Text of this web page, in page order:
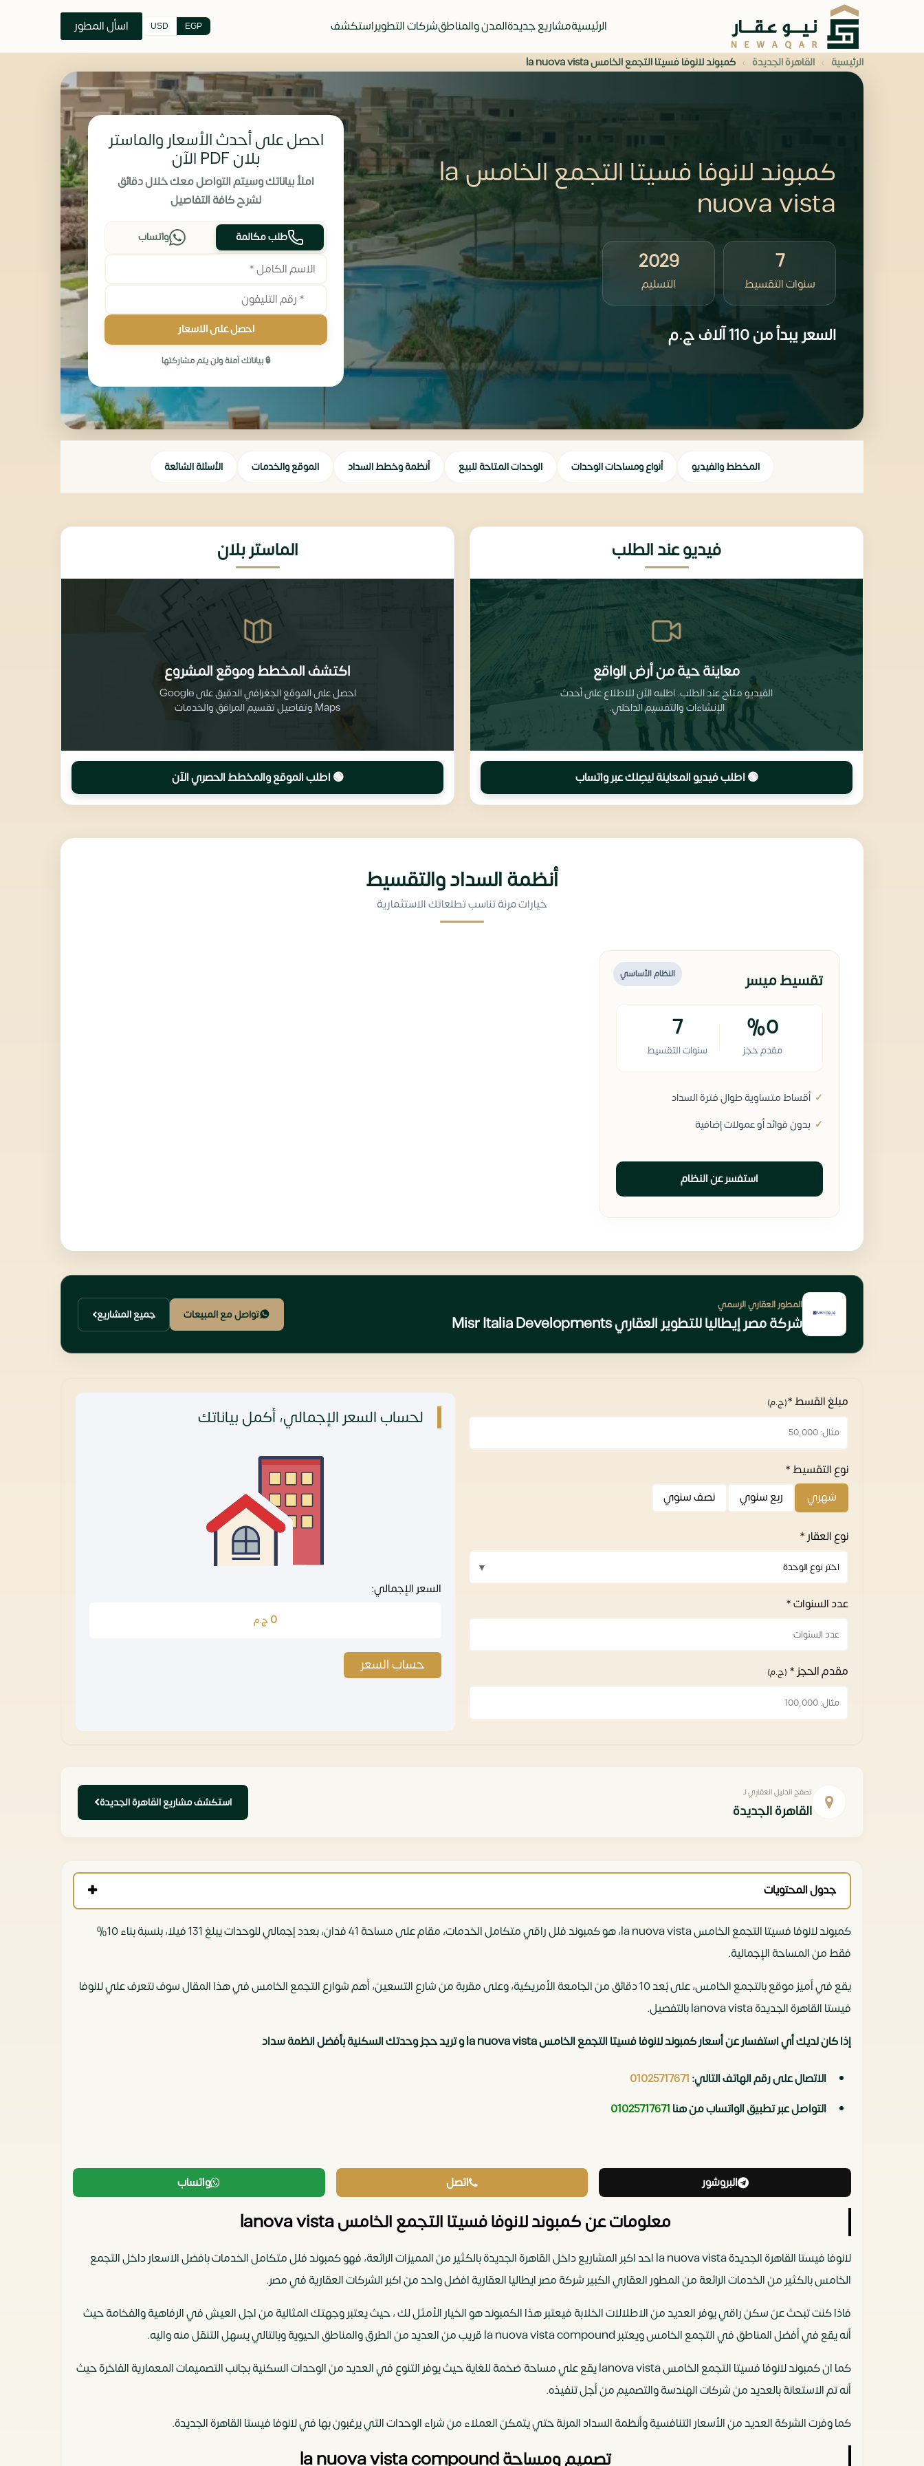
الرئيسيةمشاريع جديدةالمدن والمناطقشركات التطويراستكشف EGP
USD اسأل المطور
الرئيسية › القاهرة الجديدة › كمبوند لانوفا فسيتا التجمع الخامس la nuova vista
كمبوند لانوفا فسيتا التجمع الخامس la
nuova vista
7
سنوات التقسيط
2029
التسليم
السعر يبدأ من110 آلاف ج.م
احصل على أحدث الأسعار والماستر
بلان PDF الآن
املأ بياناتك وسيتم التواصل معك خلال دقائق
لشرح كافة التفاصيل
طلب مكالمة واتساب
احصل على الاسعار
🔒 بياناتك آمنة ولن يتم مشاركتها
المخطط والفيديو أنواع ومساحات الوحدات الوحدات المتاحة للبيع أنظمة وخطط السداد الموقع والخدمات الأسئلة الشائعة
فيديو عند الطلب
معاينة حية من أرض الواقع
الفيديو متاح عند الطلب. اطلبه الآن للاطلاع على أحدث
الإنشاءات والتقسيم الداخلي.
🟢 اطلب فيديو المعاينة ليصِلك عبر واتساب
الماستر بلان
اكتشف المخطط وموقع المشروع
احصل على الموقع الجغرافي الدقيق على Google
Maps وتفاصيل تقسيم المرافق والخدمات
🟢 اطلب الموقع والمخطط الحصري الآن
أنظمة السداد والتقسيط
خيارات مرنة تناسب تطلعاتك الاستثمارية
النظام الأساسي تقسيط ميسر
%0
مقدم حجز
7
سنوات التقسيط
أقساط متساوية طوال فترة السداد
بدون فوائد أو عمولات إضافية
استفسر عن النظام
المطور العقاري الرسمي
شركة مصر إيطاليا للتطوير العقاري Misr Italia Developments تواصل مع المبيعات جميع المشاريع
مبلغ القسط *(ج.م)
نوع التقسيط *
شهري
ربع سنوي نصف سنوي
نوع العقار *
عدد السنوات *
مقدم الحجز * (ج.م)
لحساب السعر الإجمالي، أكمل بياناتك
السعر الإجمالي:
0 ج.م
حساب السعر
تصفح الدليل العقاري لـ
القاهرة الجديدة استكشف مشاريع القاهرة الجديدة
جدول المحتويات
كمبوند لانوفا فسيتا التجمع الخامس la nuova vista، هو كمبوند فلل راقي متكامل الخدمات، مقام على مساحة 41 فدان، بعدد إجمالي للوحدات يبلغ 131 فيلا، بنسبة بناء 10%
فقط من المساحة الإجمالية.
يقع في أميز موقع بالتجمع الخامس، على بُعد 10 دقائق من الجامعة الأمريكية، وعلى مقربة من شارع التسعين، أهم شوارع التجمع الخامس في هذا المقال سوف نتعرف علي لانوفا
فيستا القاهرة الجديدة lanova vista بالتفصيل.
إذا كان لديك أي استفسار عن أسعار كمبوند لانوفا فسيتا التجمع الخامس la nuova vista و تريد حجز وحدتك السكنية بأفضل انظمة سداد
الاتصال على رقم الهاتف التالي:01025717671
التواصل عبر تطبيق الواتساب من هنا01025717671
البروشور اتصل واتساب
معلومات عن كمبوند لانوفا فسيتا التجمع الخامس lanova vista
لانوفا فيستا القاهرة الجديدة la nuova vista احد اكبر المشاريع داخل القاهرة الجديدة بالكثير من المميزات الرائعة، فهو كمبوند فلل متكامل الخدمات بافضل الاسعار داخل التجمع
الخامس بالكثير من الخدمات الرائعة من المطور العقاري الكبير شركة مصر ايطاليا العقارية افضل واحد من اكبر الشركات العقارية في مصر.
فاذا كنت تبحث عن سكن راقي يوفر العديد من الاطلالات الخلابة فيعتبر هذا الكمبوند هو الخيار الأمثل لك ، حيث يعتبر وجهتك المثالية من اجل العيش في الرفاهية والفخامة حيث
أنه يقع في أفضل المناطق في التجمع الخامس ويعتبر la nuova vista compound قريب من العديد من الطرق والمناطق الحيوية وبالتالي يسهل التنقل منه واليه.
كما انكمبوند لانوفا فسيتا التجمع الخامس
lanova vista يقع علي مساحة ضخمة للغاية حيث يوفر التنوع في العديد من الوحدات السكنية بجانب التصميمات المعمارية الفاخرة حيث
أنه تم الاستعانة بالعديد من شركات الهندسة والتصميم من أجل تنفيذه.
كما وفرت الشركة العديد من الأسعار التنافسية وأنظمة السداد المرنة حتي يتمكن العملاء من شراء الوحدات التي يرغبون بها في لانوفا فيستا القاهرة الجديدة.
تصميم ومساحة la nuova vista compound